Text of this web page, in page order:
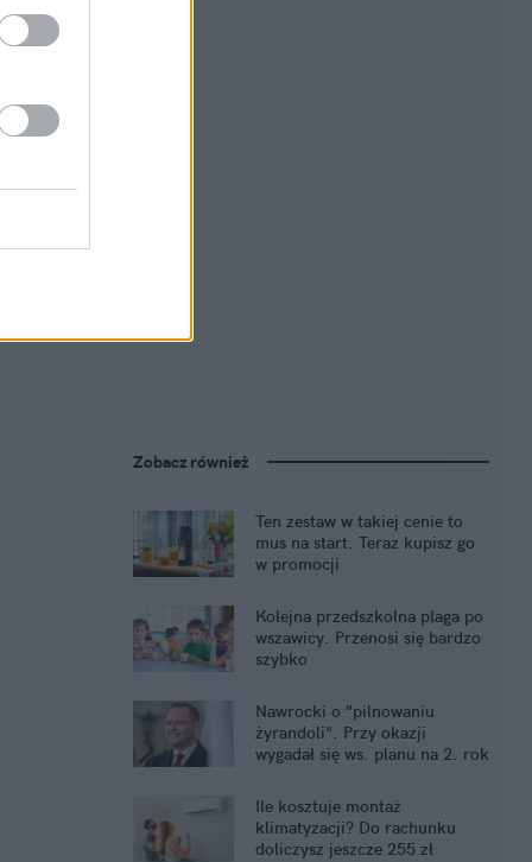
Zobacz również
Ten zestaw w takiej cenie to
mus na start. Teraz kupisz go
w promocji
Kolejna przedszkolna plaga po
wszawicy. Przenosi się bardzo
szybko
Nawrocki o "pilnowaniu
żyrandoli". Przy okazji
wygadał się ws. planu na 2. rok
Ile kosztuje montaż
klimatyzacji? Do rachunku
doliczysz jeszcze 255 zł